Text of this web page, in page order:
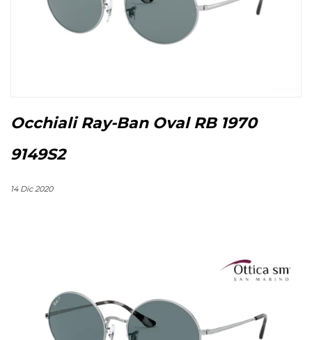
Occhiali Ray-Ban Oval RB 1970
9149S2
14 Dic 2020